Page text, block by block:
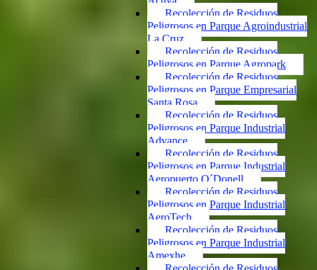
Recolección de Residuos
Peligrosos en Parque Agroindustrial
La Cruz
Recolección de Residuos
Peligrosos en Parque Agropark
Recolección de Residuos
Peligrosos en Parque Empresarial
Santa Rosa
Recolección de Residuos
Peligrosos en Parque Industrial
Advance
Recolección de Residuos
Peligrosos en Parque Industrial
Aeropuerto O´Donell
Recolección de Residuos
Peligrosos en Parque Industrial
AeroTech
Recolección de Residuos
Peligrosos en Parque Industrial
Amexhe